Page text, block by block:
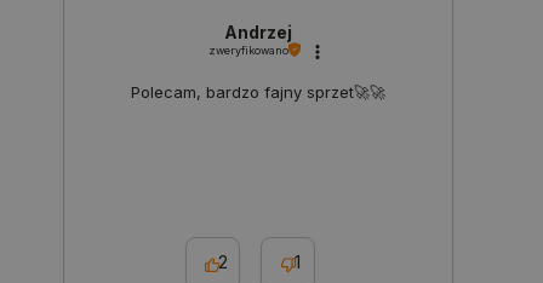
Andrzej
zweryfikowano
Polecam, bardzo fajny sprzet🚀🚀
2 1